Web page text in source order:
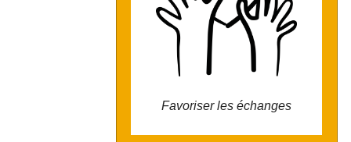
Favoriser les échanges
favorise le partage des compétences et
améliore les services, tout en renforçant
les liens entre nous. Il permet de
combiner nos forces pour développer des
actions complémentaires, soutenues par
nos ressources internes, et de promouvoir
l'entraide et la solidarité au sein de la